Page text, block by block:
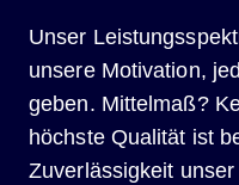
Unser
unsere Motivation,
geben. Mittelmaß?
höchste Qualität ist
Zuverlässigkeit